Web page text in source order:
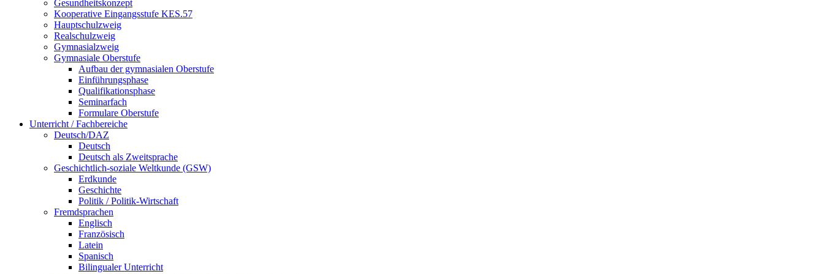
Gesundheitskonzept
Kooperative Eingangsstufe KES.57
Hauptschulzweig
Realschulzweig
Gymnasialzweig
Gymnasiale Oberstufe
Aufbau der gymnasialen Oberstufe
Einführungsphase
Qualifikationsphase
Seminarfach
Formulare Oberstufe
Unterricht / Fachbereiche
Deutsch/DAZ
Deutsch
Deutsch als Zweitsprache
Geschichtlich-soziale Weltkunde (GSW)
Erdkunde
Geschichte
Politik / Politik-Wirtschaft
Fremdsprachen
Englisch
Französisch
Latein
Spanisch
Bilingualer Unterricht